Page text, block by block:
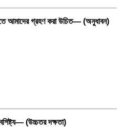
আমাদের গ্রহণ করা উচিত— (অনুধাবন)
(উচ্চতর দক্ষতা)